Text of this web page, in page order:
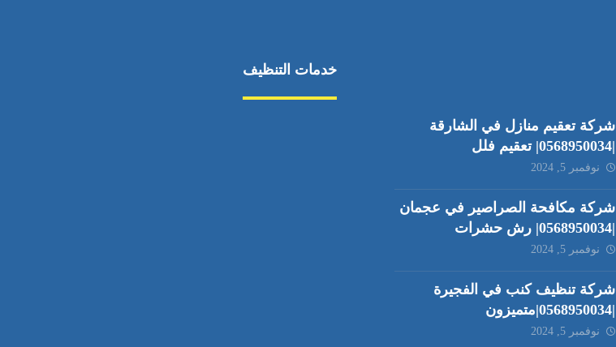
شركة تعقيم منازل في الشارقة
|0568950034| تعقيم فلل
نوفمبر 5, 2024
شركة مكافحة الصراصير في عجمان
|0568950034| رش حشرات
نوفمبر 5, 2024
شركة تنظيف كنب في الفجيرة
|0568950034|متميزون
نوفمبر 5, 2024
خدمات التنظيف